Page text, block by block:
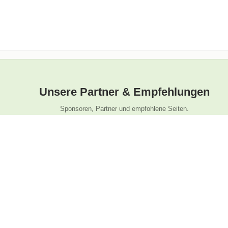
Unsere Partner & Empfehlungen
Sponsoren, Partner und empfohlene Seiten.